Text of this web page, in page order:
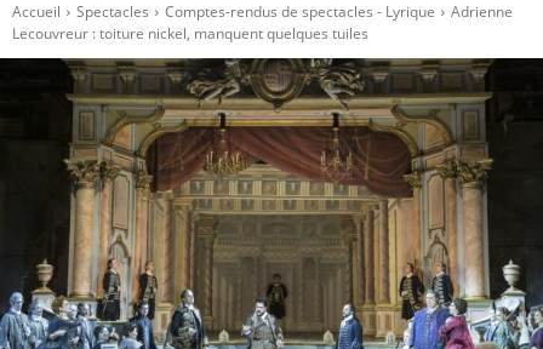
Accueil Spectacles Comptes-rendus de spectacles - Lyrique
Adrienne
Lecouvreur : toiture nickel, manquent quelques tuiles